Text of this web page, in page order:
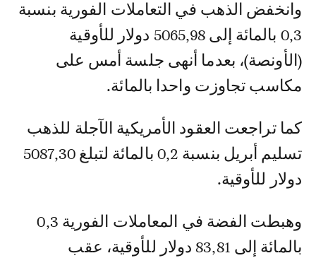
وانخفض الذهب في التعاملات الفورية بنسبة
0,3 بالمائة إلى 5065,98 دولار للأوقية
(الأونصة)، بعدما أنهى جلسة أمس على
مكاسب تجاوزت واحدا بالمائة.
كما تراجعت العقود الأمريكية الآجلة للذهب
تسليم أبريل بنسبة 0,2 بالمائة لتبلغ 5087,30
دولار للأوقية.
وهبطت الفضة في المعاملات الفورية 0,3
بالمائة إلى 83,81 دولار للأوقية، عقب